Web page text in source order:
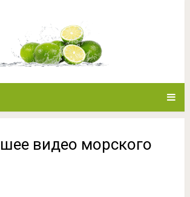
видео морского